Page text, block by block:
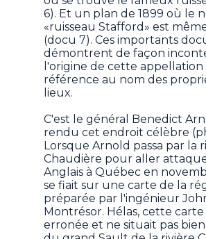
6). Et un plan de 1899 où le
«ruisseau Stafford» est
(docu 7). Ces importants
démontrent de façon
l'origine de cette appellation
référence au nom des
lieux.
C'est le général Benedict
rendu cet endroit célèbre
Lorsque Arnold passa par la
Chaudière pour aller
Anglais à Québec en
se fiait sur une carte de la
préparée par l'ingénieur
Montrésor. Hélas, cette
erronée et ne situait pas